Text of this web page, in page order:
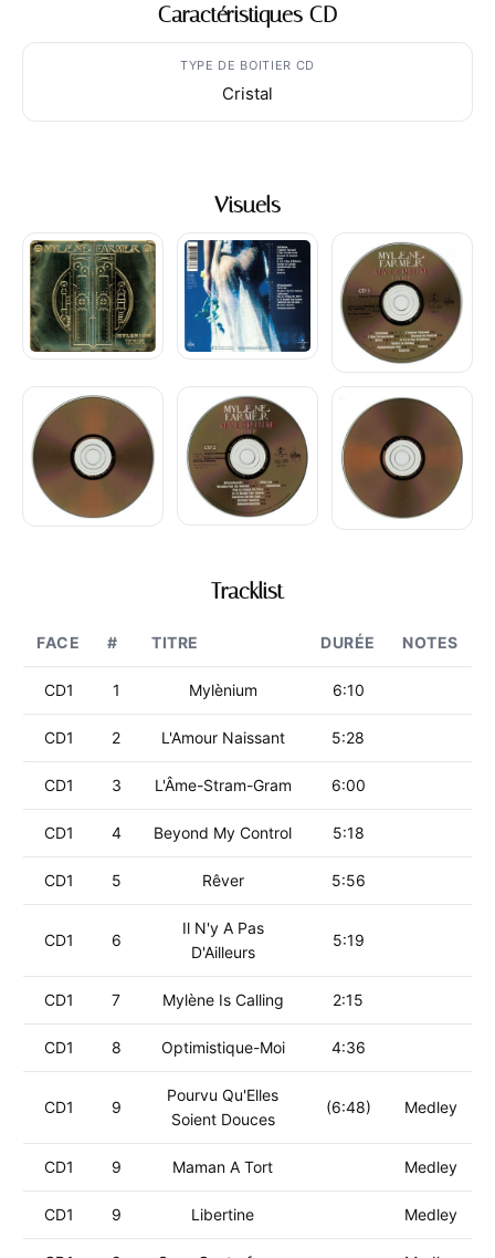
Caractéristiques CD
TYPE DE BOITIER CD
Cristal
Visuels
Tracklist
FACE # TITRE DURÉE NOTES
CD1 1 Mylènium 6:10
CD1 2 L'Amour Naissant 5:28
CD1 3 L'Âme-Stram-Gram 6:00
CD1 4 Beyond My Control 5:18
CD1 5 Rêver 5:56
CD1 6
Il N'y A Pas
D'Ailleurs
5:19
CD1 7 Mylène Is Calling 2:15
CD1 8 Optimistique-Moi 4:36
CD1 9
Pourvu Qu'Elles
Soient Douces
(6:48) Medley
CD1 9 Maman A Tort Medley
CD1 9 Libertine Medley